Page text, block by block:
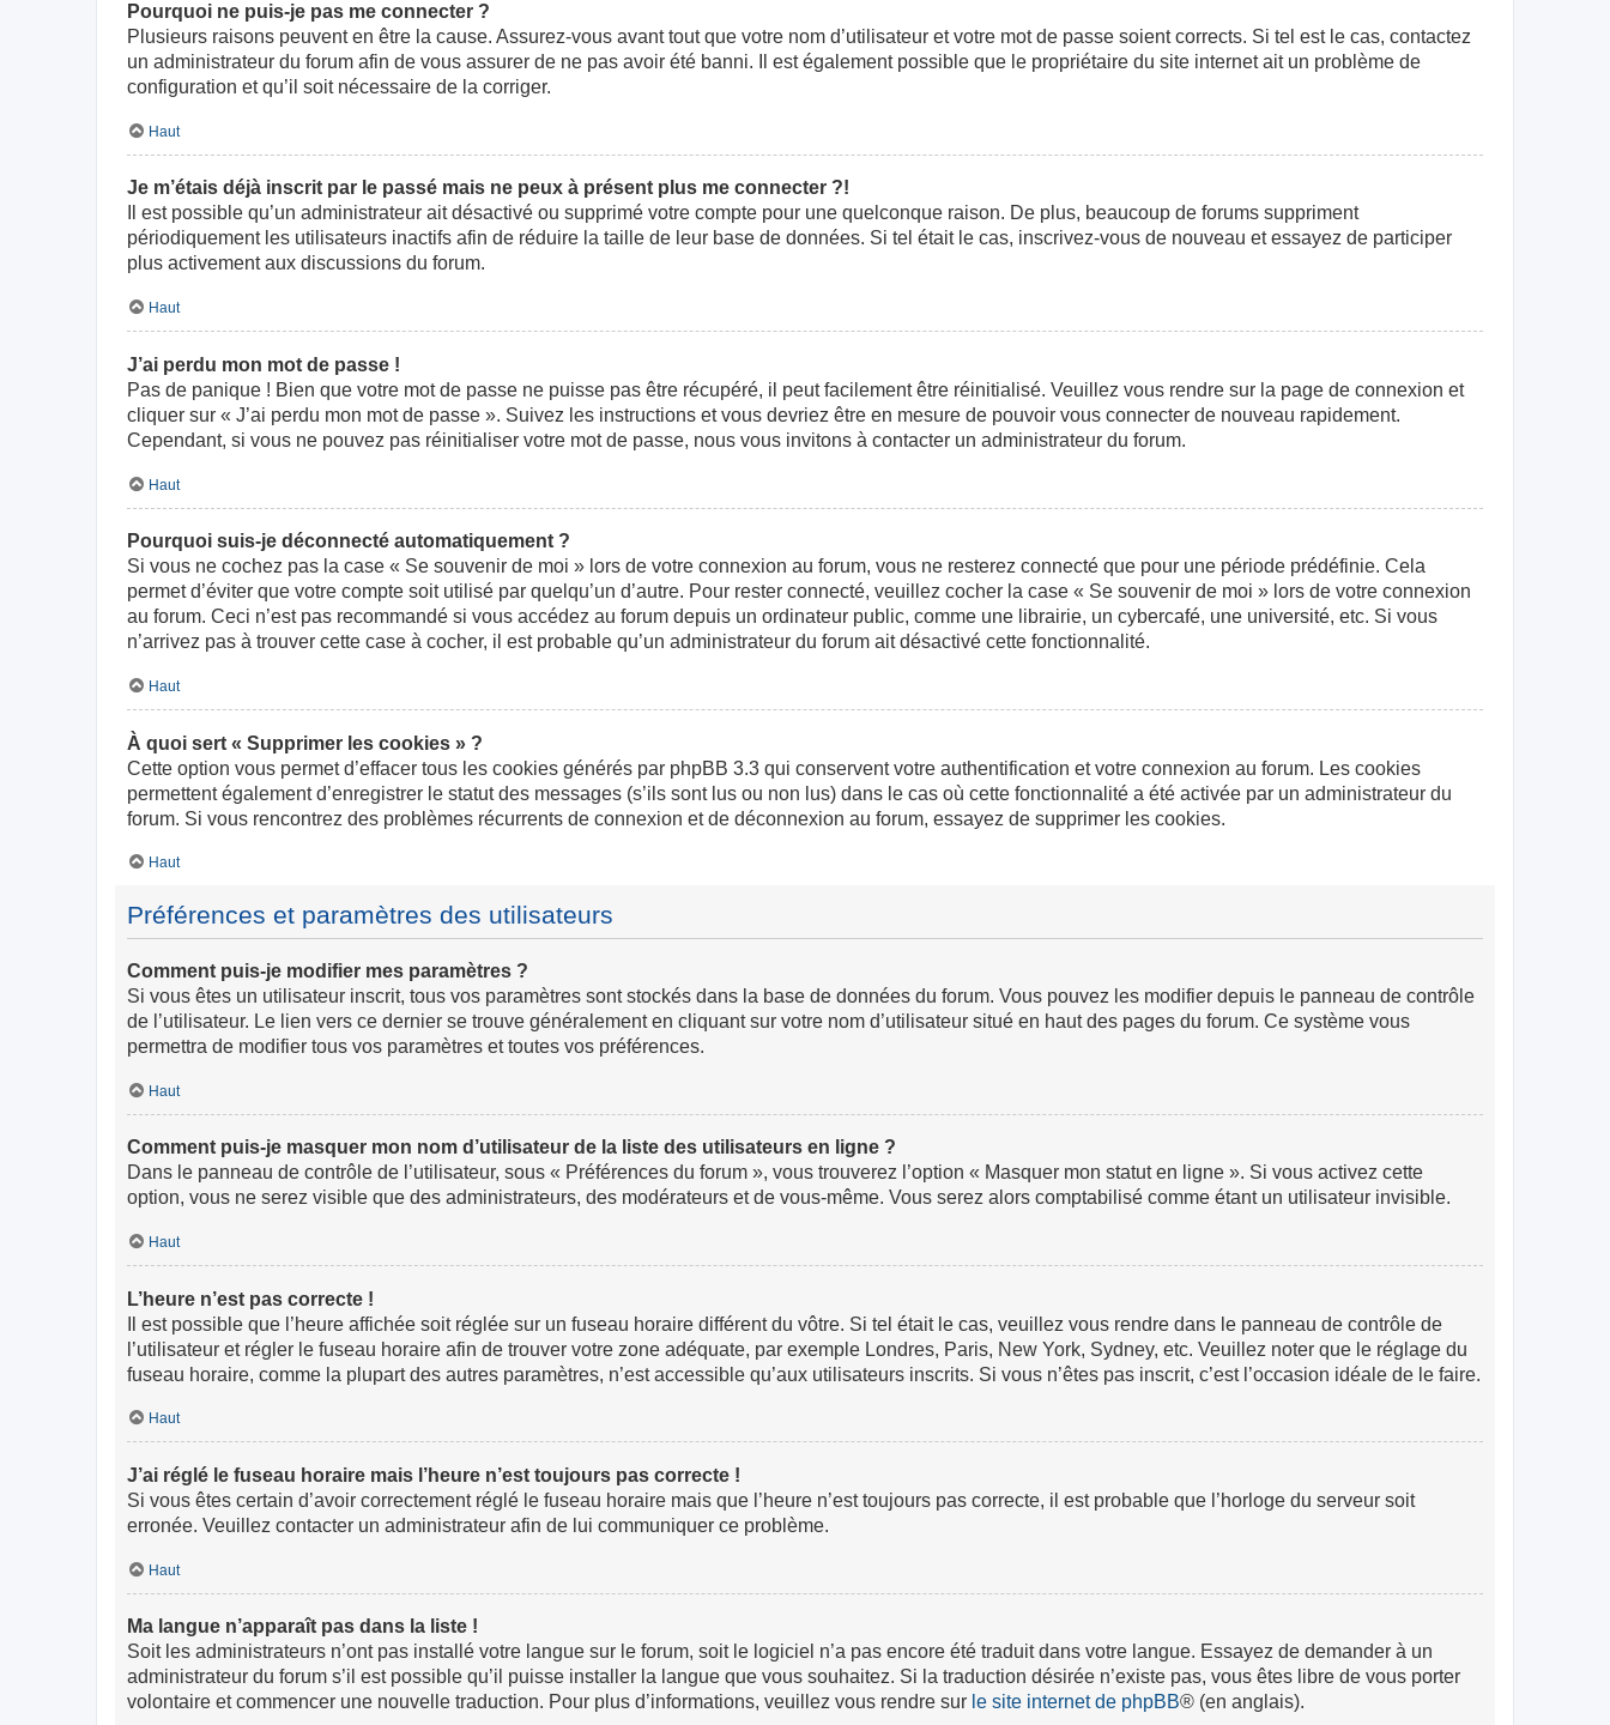
Pourquoi ne puis-je pas me connecter ?
Plusieurs raisons peuvent en être la cause. Assurez-vous avant tout que votre nom d’utilisateur et votre mot de passe soient corrects. Si tel est le cas, contactez
un administrateur du forum afin de vous assurer de ne pas avoir été banni. Il est également possible que le propriétaire du site internet ait un problème de
configuration et qu’il soit nécessaire de la corriger.
Haut
Je m’étais déjà inscrit par le passé mais ne peux à présent plus me connecter ?!
Il est possible qu’un administrateur ait désactivé ou supprimé votre compte pour une quelconque raison. De plus, beaucoup de forums suppriment
périodiquement les utilisateurs inactifs afin de réduire la taille de leur base de données. Si tel était le cas, inscrivez-vous de nouveau et essayez de participer
plus activement aux discussions du forum.
Haut
J’ai perdu mon mot de passe !
Pas de panique ! Bien que votre mot de passe ne puisse pas être récupéré, il peut facilement être réinitialisé. Veuillez vous rendre sur la page de connexion et
cliquer sur « J’ai perdu mon mot de passe ». Suivez les instructions et vous devriez être en mesure de pouvoir vous connecter de nouveau rapidement.
Cependant, si vous ne pouvez pas réinitialiser votre mot de passe, nous vous invitons à contacter un administrateur du forum.
Haut
Pourquoi suis-je déconnecté automatiquement ?
Si vous ne cochez pas la case « Se souvenir de moi » lors de votre connexion au forum, vous ne resterez connecté que pour une période prédéfinie. Cela
permet d’éviter que votre compte soit utilisé par quelqu’un d’autre. Pour rester connecté, veuillez cocher la case « Se souvenir de moi » lors de votre connexion
au forum. Ceci n’est pas recommandé si vous accédez au forum depuis un ordinateur public, comme une librairie, un cybercafé, une université, etc. Si vous
n’arrivez pas à trouver cette case à cocher, il est probable qu’un administrateur du forum ait désactivé cette fonctionnalité.
Haut
À quoi sert « Supprimer les cookies » ?
Cette option vous permet d’effacer tous les cookies générés par phpBB 3.3 qui conservent votre authentification et votre connexion au forum. Les cookies
permettent également d’enregistrer le statut des messages (s’ils sont lus ou non lus) dans le cas où cette fonctionnalité a été activée par un administrateur du
forum. Si vous rencontrez des problèmes récurrents de connexion et de déconnexion au forum, essayez de supprimer les cookies.
Haut
Préférences et paramètres des utilisateurs
Comment puis-je modifier mes paramètres ?
Si vous êtes un utilisateur inscrit, tous vos paramètres sont stockés dans la base de données du forum. Vous pouvez les modifier depuis le panneau de contrôle
de l’utilisateur. Le lien vers ce dernier se trouve généralement en cliquant sur votre nom d’utilisateur situé en haut des pages du forum. Ce système vous
permettra de modifier tous vos paramètres et toutes vos préférences.
Haut
Comment puis-je masquer mon nom d’utilisateur de la liste des utilisateurs en ligne ?
Dans le panneau de contrôle de l’utilisateur, sous « Préférences du forum », vous trouverez l’option « Masquer mon statut en ligne ». Si vous activez cette
option, vous ne serez visible que des administrateurs, des modérateurs et de vous-même. Vous serez alors comptabilisé comme étant un utilisateur invisible.
Haut
L’heure n’est pas correcte !
Il est possible que l’heure affichée soit réglée sur un fuseau horaire différent du vôtre. Si tel était le cas, veuillez vous rendre dans le panneau de contrôle de
l’utilisateur et régler le fuseau horaire afin de trouver votre zone adéquate, par exemple Londres, Paris, New York, Sydney, etc. Veuillez noter que le réglage du
fuseau horaire, comme la plupart des autres paramètres, n’est accessible qu’aux utilisateurs inscrits. Si vous n’êtes pas inscrit, c’est l’occasion idéale de le faire.
Haut
J’ai réglé le fuseau horaire mais l’heure n’est toujours pas correcte !
Si vous êtes certain d’avoir correctement réglé le fuseau horaire mais que l’heure n’est toujours pas correcte, il est probable que l’horloge du serveur soit
erronée. Veuillez contacter un administrateur afin de lui communiquer ce problème.
Haut
Ma langue n’apparaît pas dans la liste !
Soit les administrateurs n’ont pas installé votre langue sur le forum, soit le logiciel n’a pas encore été traduit dans votre langue. Essayez de demander à un
administrateur du forum s’il est possible qu’il puisse installer la langue que vous souhaitez. Si la traduction désirée n’existe pas, vous êtes libre de vous porter
volontaire et commencer une nouvelle traduction. Pour plus d’informations, veuillez vous rendre sur le site internet de phpBB® (en anglais).